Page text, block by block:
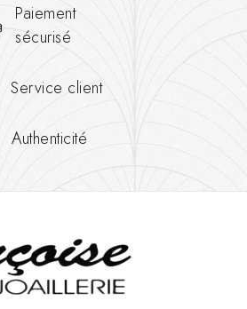
Paiement
sécurisé
Service client
Authenticité